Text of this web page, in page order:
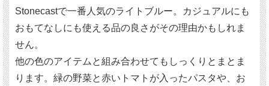
Stonecastで一番人気のライトブルー。カジュアルにも
おもてなしにも使える品の良さがその理由かもしれま
せん。
他の色のアイテムと組み合わせてもしっくりとまとま
ります。緑の野菜と赤いトマトが入ったパスタや、お